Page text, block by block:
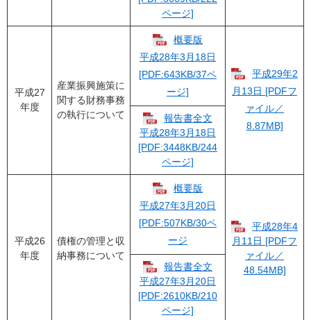
ページ]
平成27
年度
産業振興施策に
関する財務事務
の執行について
概要版
平成28年3月18日
[PDF:643KB/37ペ
ージ]
平成29年2
月13日 [PDFフ
ァイル／
8.87MB]
報告書全文
平成28年3月18日
[PDF:3448KB/244
ページ]
平成26
年度
債権の管理と収
納事務について
概要版
平成27年3月20日
[PDF:507KB/30ペ
ージ
平成28年4
月11日 [PDFフ
ァイル／
48.54MB]
報告書全文
平成27年3月20日
[PDF:2610KB/210
ページ]